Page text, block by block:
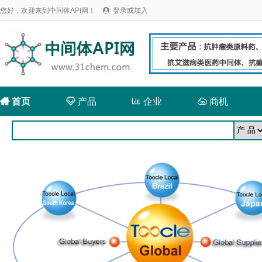
您好，欢迎来到中间体API网！  登录或加入
首页 产品  企业  商机